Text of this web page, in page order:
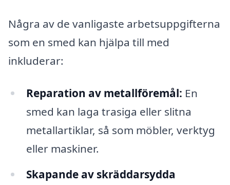
Några av de vanligaste arbetsuppgifterna
som en smed kan hjälpa till med
inkluderar:
Reparation av metallföremål: En
smed kan laga trasiga eller slitna
metallartiklar, så som möbler, verktyg
eller maskiner.
Skapande av skräddarsydda